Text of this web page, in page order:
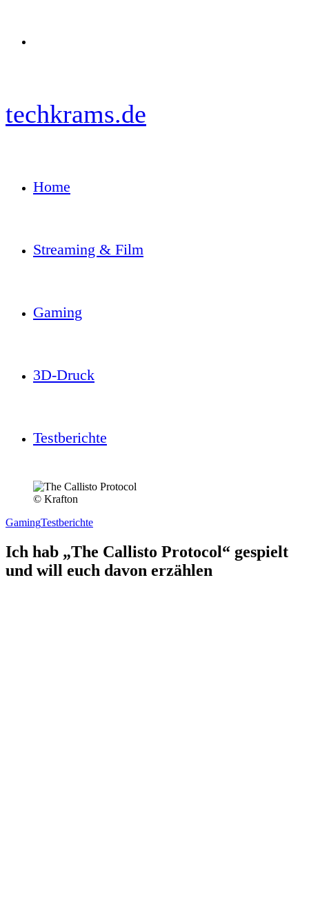
techkrams.de
Home
Streaming & Film
Gaming
3D-Druck
Testberichte
© Krafton
GamingTestberichte
Ich hab „The Callisto Protocol“ gespielt
und will euch davon erzählen